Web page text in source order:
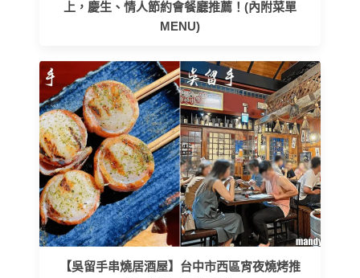
上，慶生、情人節約會餐廳推薦！(內附菜單
MENU)
【吳留手串燒居酒屋】台中市西區宵夜燒烤推